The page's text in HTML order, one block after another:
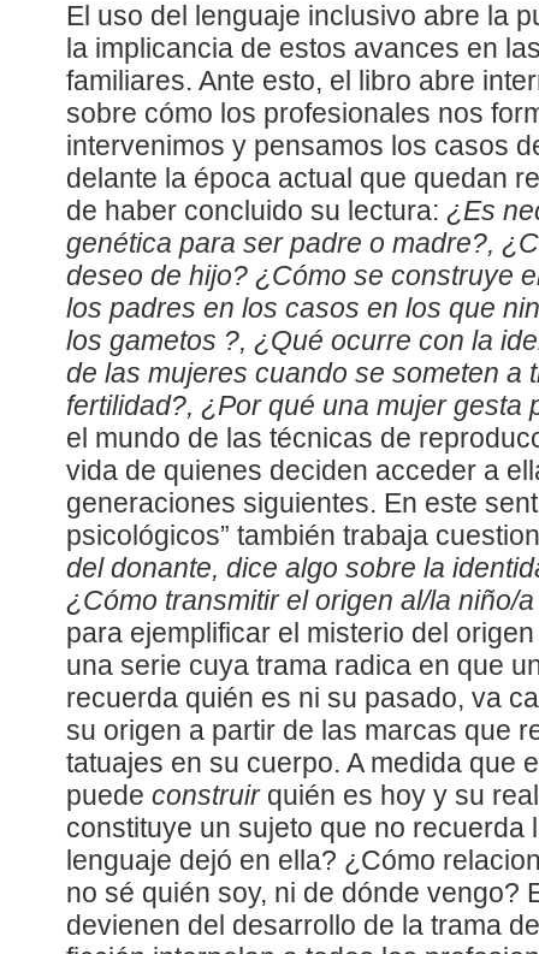
El uso del lenguaje inclusivo abre la
la implicancia de estos avances en
familiares. Ante esto, el libro abre
sobre cómo los profesionales nos
intervenimos y pensamos los casos
delante la época actual que quedan
de haber concluido su lectura: ¿Es
genética para ser padre o madre?,
deseo de hijo? ¿Cómo se construye
los padres en los casos en los que
los gametos ?, ¿Qué ocurre con la
de las mujeres cuando se someten a
fertilidad?, ¿Por qué una mujer gesta
el mundo de las técnicas de
vida de quienes deciden acceder a
generaciones siguientes. En este
psicológicos” también trabaja
del donante, dice algo sobre la
¿Cómo transmitir el origen al/la niño/
para ejemplificar el misterio del
una serie cuya trama radica en que
recuerda quién es ni su pasado, va
su origen a partir de las marcas que
tatuajes en su cuerpo. A medida que
puede construirquién es hoy y su
constituye un sujeto que no recuerda
lenguaje dejó en ella? ¿Cómo
no sé quién soy, ni de dónde vengo?
devienen del desarrollo de la trama